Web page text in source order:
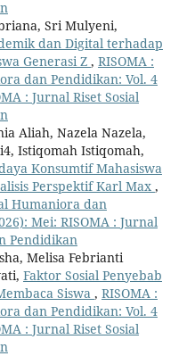
Sri Mulyeni,
dan Digital terhadap
Generasi Z , RISOMA :
dan Pendidikan: Vol. 4
: Jurnal Riset Sosial
Aliah, Nazela Nazela,
Istiqomah Istiqomah,
Konsumtif Mahasiswa
Perspektif Karl Max ,
Humaniora dan
Mei: RISOMA : Jurnal
Pendidikan
Melisa Febrianti
Faktor Sosial Penyebab
Siswa , RISOMA :
dan Pendidikan: Vol. 4
: Jurnal Riset Sosial